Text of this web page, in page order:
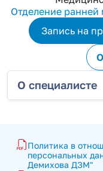
Отделение
Запись на
О специалисте
Политика в
персональных
Демихова ДЗМ"